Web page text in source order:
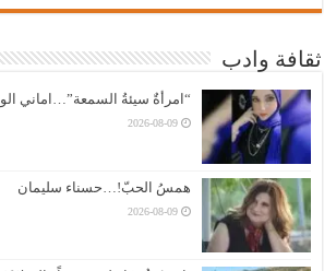
ثقافة وادب
“امرأةٌ سيئةُ السمعة”…اماني
2026-08-09
همسُ الحبّ!…حسناء سليمان
2026-08-09